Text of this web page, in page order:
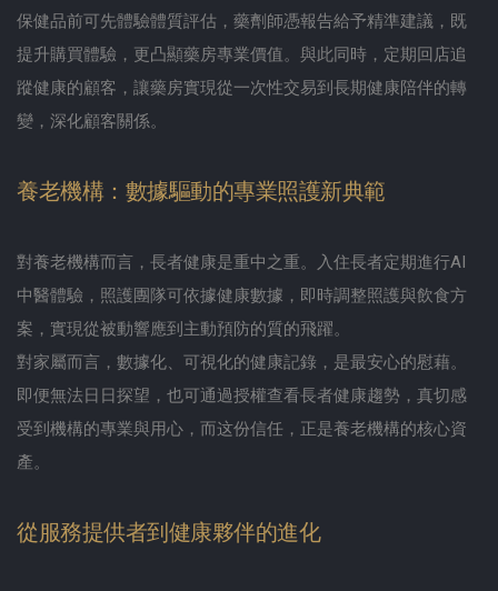
保健品前可先體驗體質評估，藥劑師憑報告給予精準建議，既
提升購買體驗，更凸顯藥房專業價值。與此同時，定期回店追
蹤健康的顧客，讓藥房實現從一次性交易到長期健康陪伴的轉
變，深化顧客關係。
養老機構：數據驅動的專業照護新典範
對養老機構而言，長者健康是重中之重。入住長者定期進行AI
中醫體驗，照護團隊可依據健康數據，即時調整照護與飲食方
案，實現從被動響應到主動預防的質的飛躍。
對家屬而言，數據化、可視化的健康記錄，是最安心的慰藉。
即便無法日日探望，也可通過授權查看長者健康趨勢，真切感
受到機構的專業與用心，而这份信任，正是養老機構的核心資
產。
從服務提供者到健康夥伴的進化